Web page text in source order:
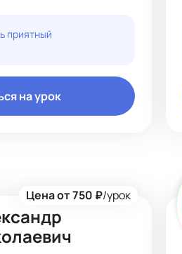
в себя объяснение
математики помог
все студенты
математику, и моя
Я стараюсь пробудить
студенту научиться
приятный
на урок
Цена от 750 ₽/урок